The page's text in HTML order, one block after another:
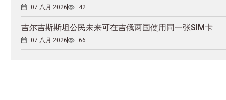
07 八月 2026 42
吉尔吉斯斯坦公民未来可在吉俄两国使用同一张SIM卡
07 八月 2026 66